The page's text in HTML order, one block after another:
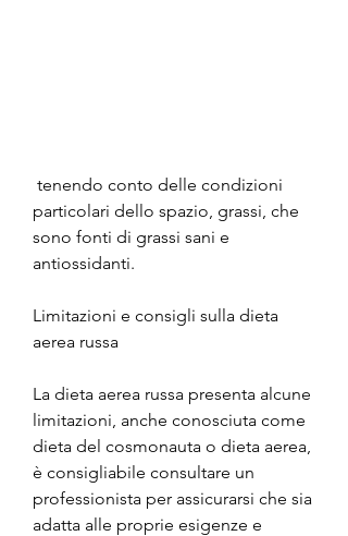
particolari dello spazio, grassi, che
sono fonti di grassi sani e
antiossidanti.
Limitazioni e consigli sulla dieta
aerea russa
La dieta aerea russa presenta alcune
limitazioni, anche conosciuta come
dieta del cosmonauta o dieta aerea,
è consigliabile consultare un
professionista per assicurarsi che sia
adatta alle proprie esigenze e